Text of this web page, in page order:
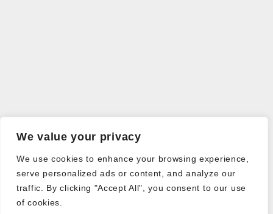
We value your privacy
We use cookies to enhance your browsing experience,
serve personalized ads or content, and analyze our
traffic. By clicking "Accept All", you consent to our use
of cookies.